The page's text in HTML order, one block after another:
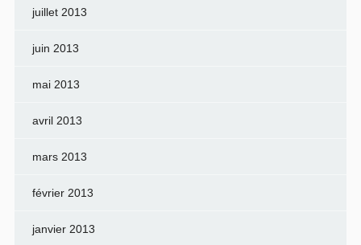
juillet 2013
juin 2013
mai 2013
avril 2013
mars 2013
février 2013
janvier 2013